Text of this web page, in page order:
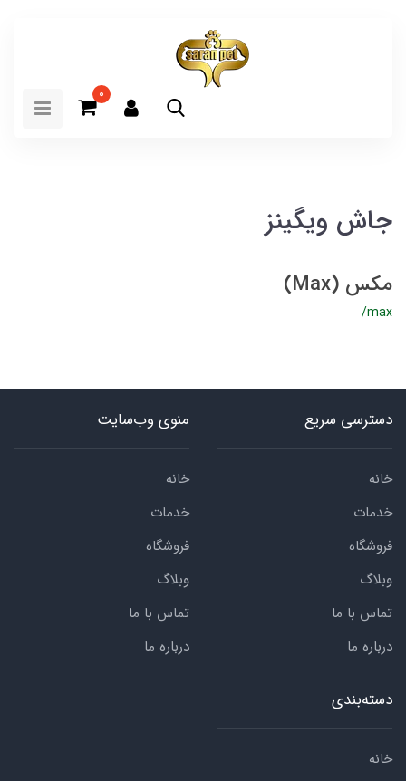
0
جاش ویگینز
مکس (Max)
/max
دسترسی سریع
خانه
خدمات
فروشگاه
وبلاگ
تماس با ما
درباره ما
منوی وب‌سایت
خانه
خدمات
فروشگاه
وبلاگ
تماس با ما
درباره ما
دسته‌بندی
خانه